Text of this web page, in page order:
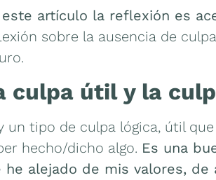
este artículo la reflexión es
sobre la ausencia de
culpa útil y la
un tipo de culpa lógica, útil
hecho/dicho algo. Es una
he alejado de mis valores, de